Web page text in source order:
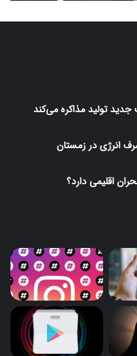
تولید مذاکره می‌کند
انرژی در زمستان
اقلیمی دارد؟